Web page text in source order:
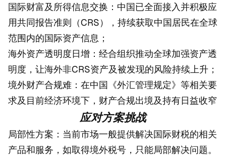
国际财富及所得信息交换：中国已全面接入并积极应
用共同报告准则（CRS），持续获取中国居民在全球
范围内的国际资产信息；
海外资产透明度日增：经合组织推动全球加强资产透
明度，让海外非CRS资产及被发现的风险持续上升；
境外财产合规难：在中国《外汇管理规定》等相关要
求及目前经济环境下，财产合规出境及持有日益收窄
应对方案挑战
局部性方案：当前市场一般提供解决国际财税的相关
产品和服务，如取得境外税号，只能局部解决问题。